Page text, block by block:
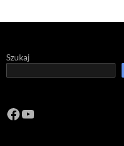
Szukaj
Facebook
https://